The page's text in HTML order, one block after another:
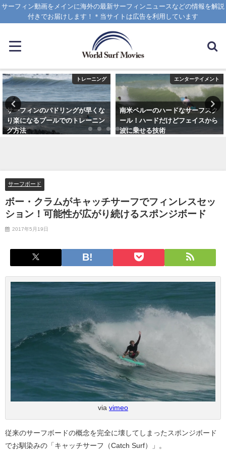
サーフィン動画をメインに海外の最新サーフィンニュースなどの情報を解説
付きでお届けします！＊当サイトは広告を利用しています
トレーニング
サーフィンのパドリングが早くな
り楽になるプールでのトレーニン
グ方法
エンターテイメント
南米ペルーのハードなサーフスク
ール！ハードだけどフェイスから
波に乗せる技術
サーフボード
ボー・クラムがキャッチサーフでフィンレスセッ
ション！可能性が広がり続けるスポンジボード
2017年5月19日
via vimeo
従来のサーフボードの概念を完全に壊してしまったスポンジボード
でお馴染みの「キャッチサーフ（Catch Surf）」。